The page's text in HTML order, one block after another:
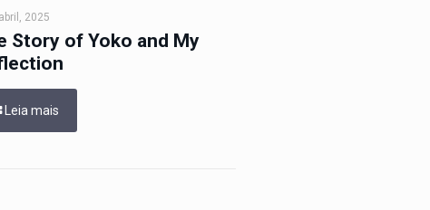
2025
Story of Yoko and My
Leia mais